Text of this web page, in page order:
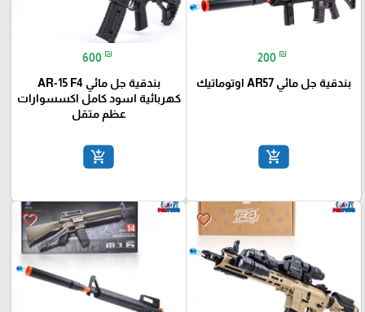
200 ₪
بندقية جل مائي AR57 اوتوماتيك
add_shopping_cart
600 ₪
بندقية جل مائي AR-15 F4
كهربائية اسود كامل اكسسوارات
عظم متقل
add_shopping_cart
favorite_border
favorite_border